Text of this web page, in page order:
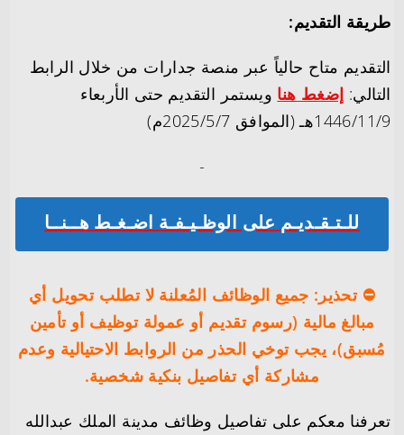
طريقة التقديم:
التقديم متاح حالياً عبر منصة جدارات من خلال الرابط
التالي: إضغط هنا ويستمر التقديم حتى الأربعاء
1446/11/9هـ (الموافق 2025/5/7م)
-‏
للـتـقـديـم على الوظـيـفـة اضـغـط هــنــا
⛔️ تحذير: جميع الوظائف المُعلنة لا تطلب تحويل أي
مبالغ مالية (رسوم تقديم أو عمولة توظيف أو تأمين
مُسبق)، يجب توخي الحذر من الروابط الاحتيالية وعدم
مشاركة أي تفاصيل بنكية شخصية.
تعرفنا معكم على تفاصيل وظائف مدينة الملك عبدالله